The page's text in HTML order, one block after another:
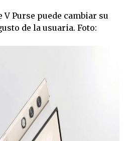
Purse puede cambiar su
de la usuaria. Foto: